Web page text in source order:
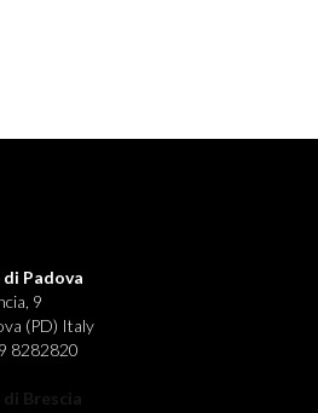
Padova
9
(PD) Italy
8282820
Brescia